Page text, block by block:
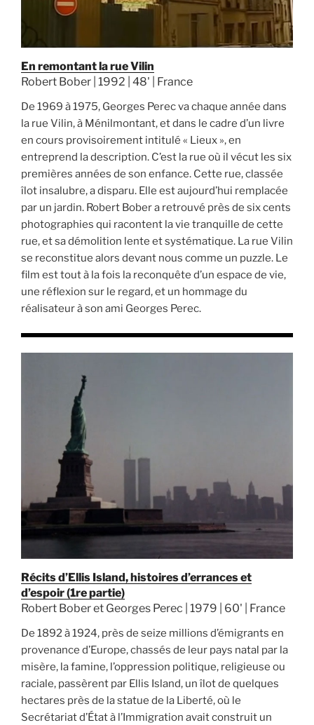
En remontant la rue Vilin
Robert Bober | 1992 | 48' | France
De 1969 à 1975, Georges Perec va chaque année dans
la rue Vilin, à Ménilmontant, et dans le cadre d’un livre
en cours provisoirement intitulé « Lieux », en
entreprend la description. C’est la rue où il vécut les six
premières années de son enfance. Cette rue, classée
îlot insalubre, a disparu. Elle est aujourd’hui remplacée
par un jardin. Robert Bober a retrouvé près de six cents
photographies qui racontent la vie tranquille de cette
rue, et sa démolition lente et systématique. La rue Vilin
se reconstitue alors devant nous comme un puzzle. Le
film est tout à la fois la reconquête d’un espace de vie,
une réflexion sur le regard, et un hommage du
réalisateur à son ami Georges Perec.
Récits d’Ellis Island, histoires d’errances et
d’espoir (1re partie)
Robert Bober et Georges Perec | 1979 | 60' | France
De 1892 à 1924, près de seize millions d’émigrants en
provenance d’Europe, chassés de leur pays natal par la
misère, la famine, l’oppression politique, religieuse ou
raciale, passèrent par Ellis Island, un îlot de quelques
hectares près de la statue de la Liberté, où le
Secrétariat d’État à l’Immigration avait construit un